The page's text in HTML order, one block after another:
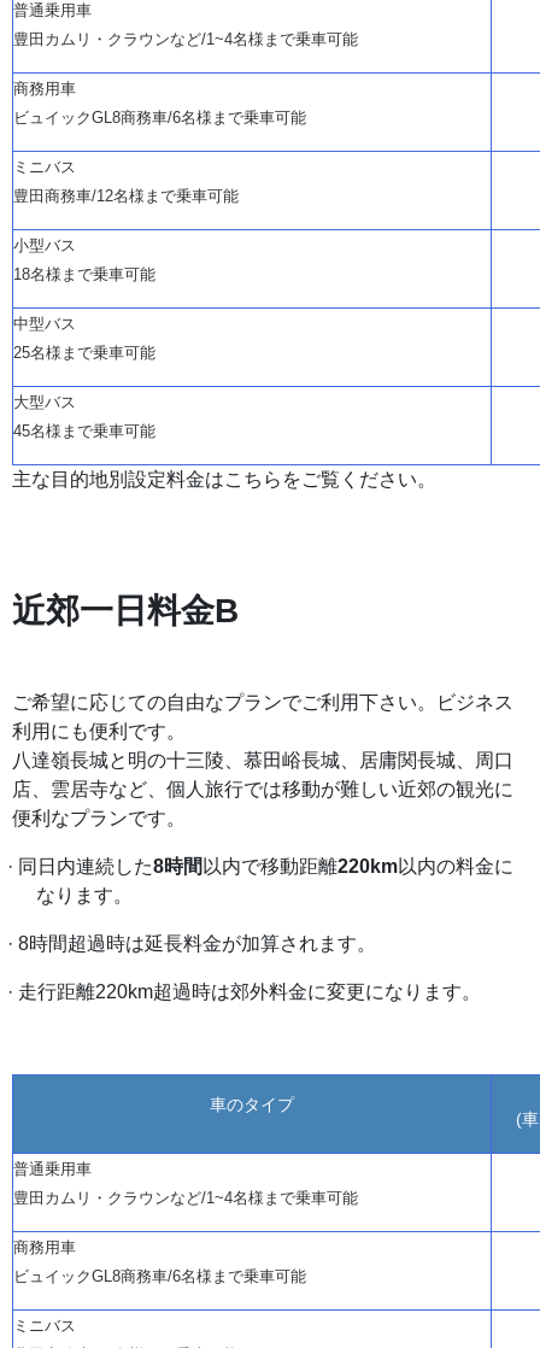
普通乗用車
豊田カムリ・クラウンなど/1~4名様まで乗車可能
商務用車
ビュイックGL8商務車/6名様まで乗車可能
ミニバス
豊田商務車/12名様まで乗車可能
小型バス
18名様まで乗車可能
中型バス
25名様まで乗車可能
大型バス
45名様まで乗車可能
主な目的地別設定料金はこちらをご覧ください。
近郊一日料金B
ご希望に応じての自由なプランでご利用下さい。ビジネス
利用にも便利です。
八達嶺長城と明の十三陵、慕田峪長城、居庸関長城、周口
店、雲居寺など、個人旅行では移動が難しい近郊の観光に
便利なプランです。
· 同日内連続した8時間 以内で移動距離220km以内の料金に
なります。
· 8時間超過時は延長料金が加算されます。
· 走行距離220km超過時は郊外料金に変更になります。
車のタイプ
(
普通乗用車
豊田カムリ・クラウンなど/1~4名様まで乗車可能
商務用車
ビュイックGL8商務車/6名様まで乗車可能
ミニバス